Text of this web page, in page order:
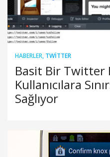
HABERLER, TWITTER
Basit Bir Twitter
Kullanıcılara
Sağlıyor